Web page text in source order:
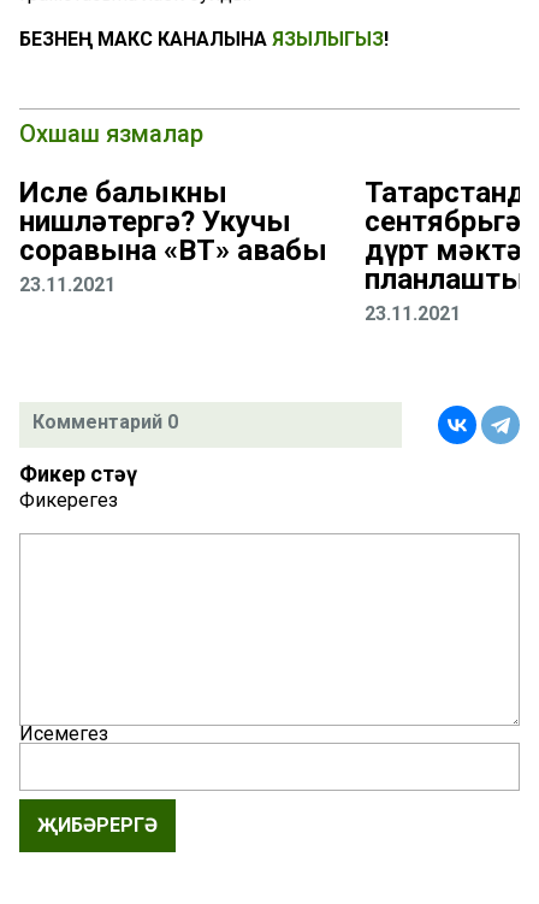
БЕЗНЕҢ МАКС КАНАЛЫНА ЯЗЫЛЫГЫЗ!
Охшаш язмалар
Исле балыкны
нишләтергә? Укучы
соравына «ВТ» җавабы
23.11.2021
сентябрьгә
дүрт
23.11.2021
Комментарий 0
Фикер өстәү
Фикерегез
Исемегез
ҖИБӘРЕРГӘ